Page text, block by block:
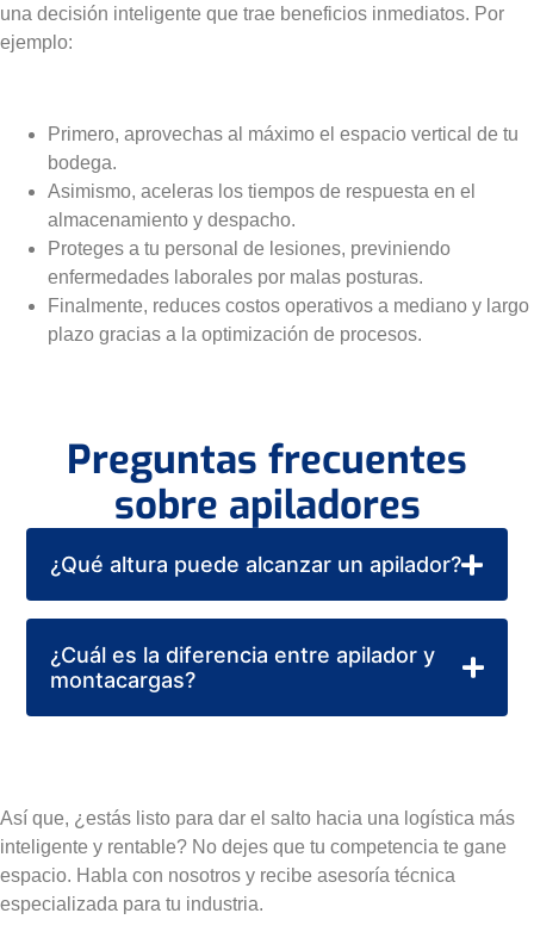
una decisión inteligente que trae beneficios inmediatos. Por
ejemplo:
Primero, aprovechas al máximo el espacio vertical de tu
bodega.
Asimismo, aceleras los tiempos de respuesta en el
almacenamiento y despacho.
Proteges a tu personal de lesiones, previniendo
enfermedades laborales por malas posturas.
Finalmente, reduces costos operativos a mediano y largo
plazo gracias a la optimización de procesos.
Preguntas frecuentes
sobre apiladores
¿Qué altura puede alcanzar un apilador?
¿Cuál es la diferencia entre apilador y
montacargas?
Así que, ¿estás listo para dar el salto hacia una logística más
inteligente y rentable? No dejes que tu competencia te gane
espacio. Habla con nosotros y recibe asesoría técnica
especializada para tu industria.